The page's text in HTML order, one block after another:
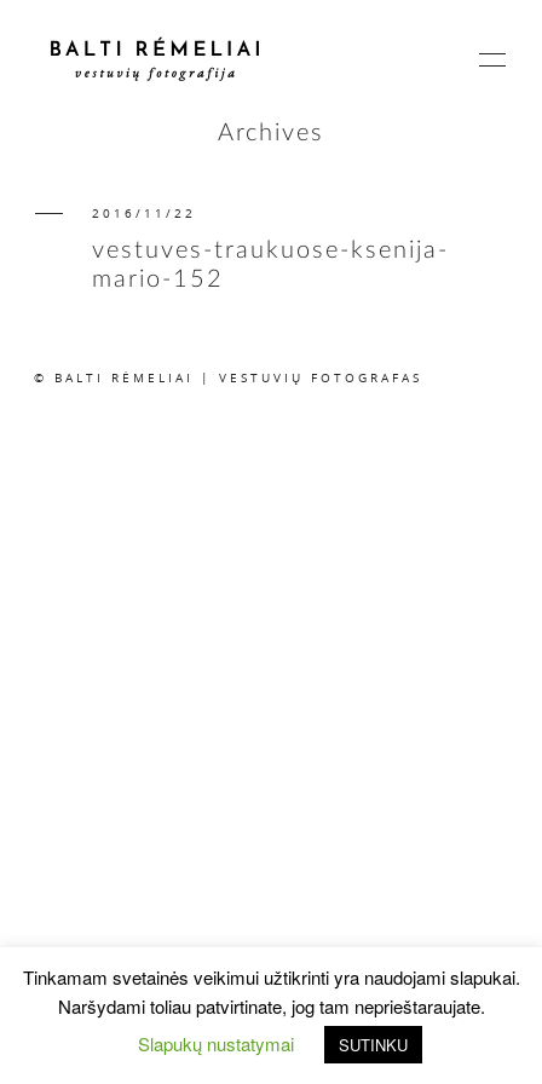
PAGRINDINIS
ISTORIJOS
Archives
2016/11/22
vestuves-traukuose-ksenija-
mario-152
© BALTI RĖMELIAI | VESTUVIŲ FOTOGRAFAS
Tinkamam svetainės veikimui užtikrinti yra naudojami slapukai.
Naršydami toliau patvirtinate, jog tam neprieštaraujate.
Slapukų nustatymai
SUTINKU